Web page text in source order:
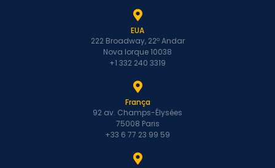
EUA
222 Broadway, 22º Andar
Nova Iorque 10038
+1 332 240 3319
França
92 av. Champs-Élysées
75008 Paris
+33 6 77 23 99 59